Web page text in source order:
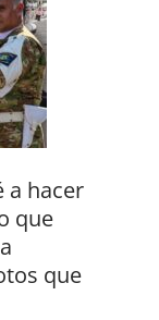
a hacer
que
que